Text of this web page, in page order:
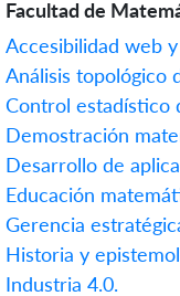
Facultad de
Accesibilidad web
Análisis topológico
Control estadístico
Demostración
Desarrollo de
Educación
Gerencia
Historia y
Industria 4.0.